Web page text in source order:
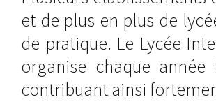
et de plus en plus de
de pratique. Le Lycée
organise chaque année
contribuant ainsi